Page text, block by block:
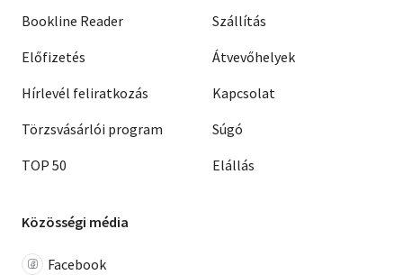
Bookline Reader
Előfizetés
Hírlevél feliratkozás
Törzsvásárlói program
TOP 50
Szállítás
Átvevőhelyek
Kapcsolat
Súgó
Elállás
Közösségi média
Facebook